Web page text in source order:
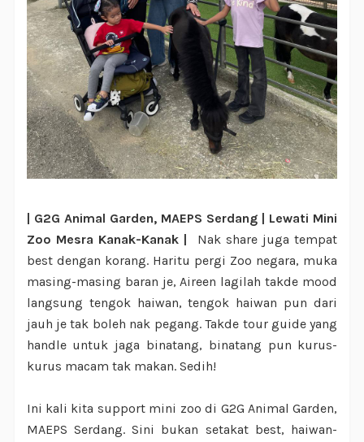
| G2G Animal Garden, MAEPS Serdang | Lewati Mini
Zoo Mesra Kanak-Kanak |
Nak share juga tempat
best dengan korang. Haritu pergi Zoo negara, muka
masing-masing baran je, Aireen lagilah takde mood
langsung tengok haiwan, tengok haiwan pun dari
jauh je tak boleh nak pegang. Takde tour guide yang
handle untuk jaga binatang, binatang pun kurus-
kurus macam tak makan. Sedih!
Ini kali kita support mini zoo di G2G Animal Garden,
MAEPS Serdang. Sini bukan setakat best, haiwan-